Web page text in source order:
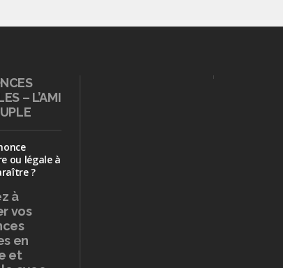
– L’AMI
ou légale à
?
à
vos
en
et